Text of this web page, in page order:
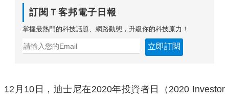
訂閱Ｔ客邦電子日報
掌握最熱門的科技話題、網路動態，升級你的科技原力！
立即訂閱
12月10日，迪士尼在2020年投資者日（2020 Investor